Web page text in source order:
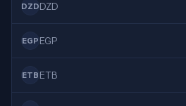
DZDDZD
EGP EGP
ETB ETB